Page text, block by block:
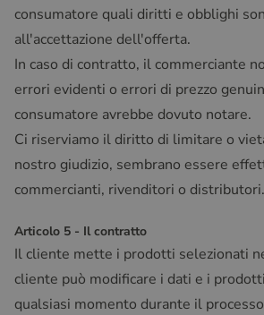
consumatore quali diritti e obblighi
all'accettazione dell'offerta.
In caso di contratto, il commerciante
errori evidenti o errori di prezzo
consumatore avrebbe dovuto notare.
Ci riserviamo il diritto di limitare o
nostro giudizio, sembrano essere
commercianti, rivenditori o distributori.
Articolo 5 - Il contratto
Il cliente mette i prodotti selezionati
cliente può modificare i dati e i
qualsiasi momento durante il